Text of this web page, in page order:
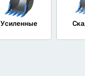
Усиленные